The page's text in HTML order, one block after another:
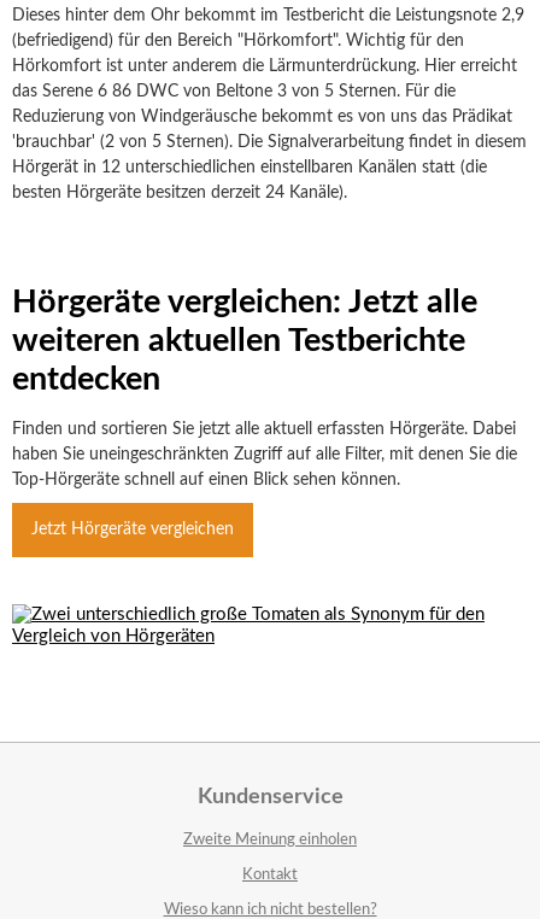
Dieses hinter dem Ohr bekommt im Testbericht die Leistungsnote 2,9
(befriedigend) für den Bereich "Hörkomfort". Wichtig für den
Hörkomfort ist unter anderem die Lärmunterdrückung. Hier erreicht
das Serene 6 86 DWC von Beltone 3 von 5 Sternen. Für die
Reduzierung von Windgeräusche bekommt es von uns das Prädikat
'brauchbar' (2 von 5 Sternen). Die Signalverarbeitung findet in diesem
Hörgerät in 12 unterschiedlichen einstellbaren Kanälen statt (die
besten Hörgeräte besitzen derzeit 24 Kanäle).
Hörgeräte vergleichen: Jetzt alle
weiteren aktuellen Testberichte
entdecken
Finden und sortieren Sie jetzt alle aktuell erfassten Hörgeräte. Dabei
haben Sie uneingeschränkten Zugriff auf alle Filter, mit denen Sie die
Top-Hörgeräte schnell auf einen Blick sehen können.
Jetzt Hörgeräte vergleichen
Kundenservice
Zweite Meinung einholen
Kontakt
Wieso kann ich nicht bestellen?